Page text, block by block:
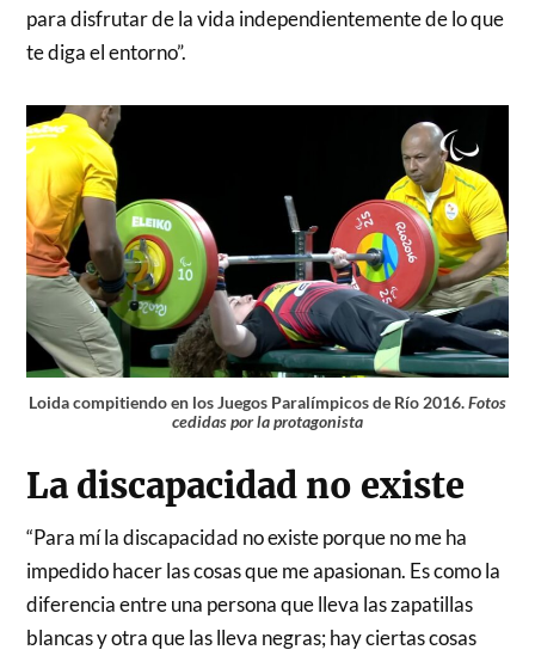
para disfrutar de la vida independientemente de lo que
te diga el entorno”.
Loida compitiendo en los Juegos Paralímpicos de Río 2016.Fotos
cedidas por la protagonista
La discapacidad no existe
“Para mí la discapacidad no existe porque no me ha
impedido hacer las cosas que me apasionan. Es como la
diferencia entre una persona que lleva las zapatillas
blancas y otra que las lleva negras; hay ciertas cosas